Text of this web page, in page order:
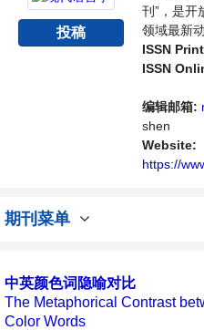
投稿
刊”，是开
领域最新
世界范围
个传播、
ISSN
ISSN
编辑邮箱:
shen
Website:
https://
期刊菜单
中英颜色词隐喻对比
The Metaphorical Contrast
Color Words